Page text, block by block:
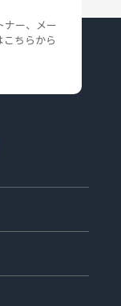
ナー、メー
ちらから